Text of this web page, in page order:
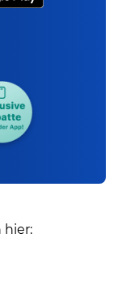
hier: